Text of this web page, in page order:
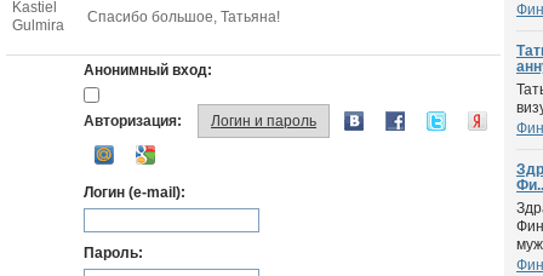
Спасибо большое, Татьяна!
Анонимный вход:
Авторизация: Логин и пароль
Логин (e-mail):
Пароль: